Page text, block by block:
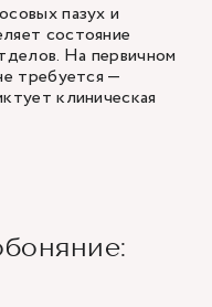
пазух и
состояние
На первичном
требуется —
клиническая